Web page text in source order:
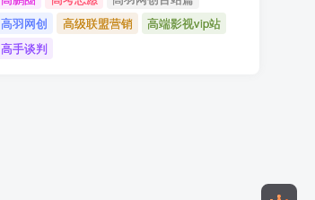
高羽网创
高级联盟营销
高端影视vip站
高手谈判